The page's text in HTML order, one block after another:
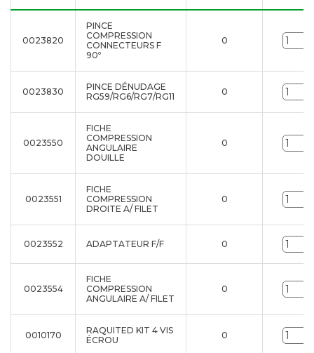
0023820
PINCE
COMPRESSION
CONNECTEURS F
90º
0
0023830
PINCE DÉNUDAGE
RG59/RG6/RG7/RG11
0
0023550
FICHE
COMPRESSION
ANGULAIRE
DOUILLE
0
0023551
FICHE
COMPRESSION
DROITE A/ FILET
0
0023552 ADAPTATEUR F/F 0
0023554
FICHE
COMPRESSION
ANGULAIRE A/ FILET
0
0010170
RAQUITED KIT 4 VIS
ÉCROU
0